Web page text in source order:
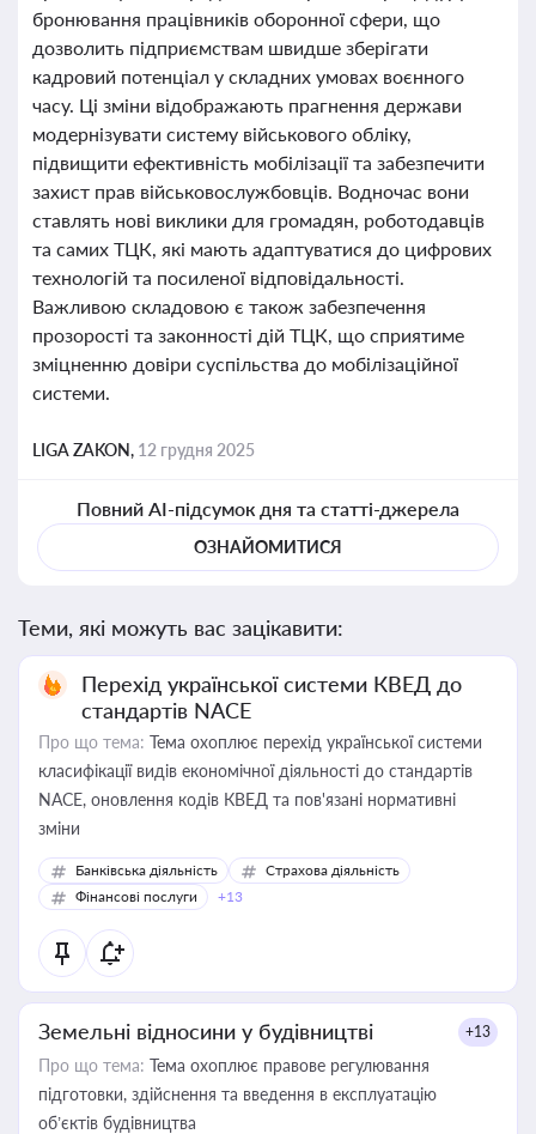
бронювання працівників оборонної сфери, що
дозволить підприємствам швидше зберігати
кадровий потенціал у складних умовах воєнного
часу. Ці зміни відображають прагнення держави
модернізувати систему військового обліку,
підвищити ефективність мобілізації та забезпечити
захист прав військовослужбовців. Водночас вони
ставлять нові виклики для громадян, роботодавців
та самих ТЦК, які мають адаптуватися до цифрових
технологій та посиленої відповідальності.
Важливою складовою є також забезпечення
прозорості та законності дій ТЦК, що сприятиме
зміцненню довіри суспільства до мобілізаційної
системи.
LIGA ZAKON, 12 грудня 2025
Повний AI-підсумок дня та статті-джерела
ОЗНАЙОМИТИСЯ
Теми, які можуть вас зацікавити:
Перехід української системи КВЕД до
стандартів NACE
Про що тема: Тема охоплює перехід української системи
класифікації видів економічної діяльності до стандартів
NACE, оновлення кодів КВЕД та пов'язані нормативні
зміни
Банківська діяльність
Страхова діяльність
Фінансові послуги
+13
Земельні відносини у будівництві +13
Про що тема: Тема охоплює правове регулювання
підготовки, здійснення та введення в експлуатацію
об’єктів будівництва